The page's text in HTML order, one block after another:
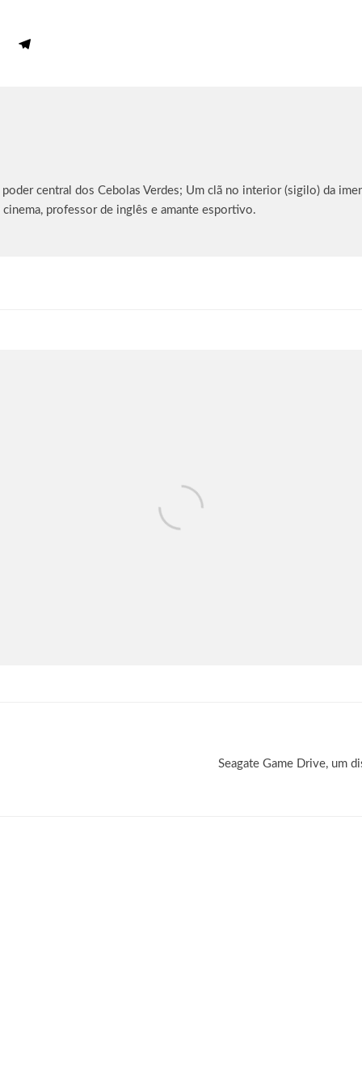
central dos Cebolas Verdes; Um clã no interior (sigilo) da
professor de inglês e amante esportivo.
Seagate Game Drive, um